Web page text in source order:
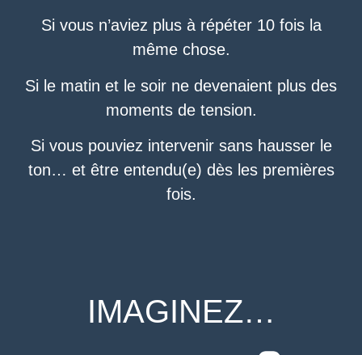
Si vous n’aviez plus à répéter 10 fois la
même chose.
Si le matin et le soir ne devenaient plus des
moments de tension.
Si vous pouviez intervenir sans hausser le
ton… et être entendu(e) dès les premières
fois.
IMAGINEZ…